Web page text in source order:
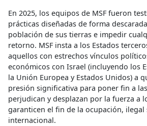
En 2025, los equipos de MSF fueron
prácticas diseñadas de forma
población de sus tierras e impedir
retorno. MSF insta a los Estados
aquellos con estrechos vínculos
económicos con Israel (incluyendo los
la Unión Europea y Estados Unidos) a
presión significativa para poner fin a
perjudican y desplazan por la fuerza a
garanticen el fin de la ocupación, ilegal
internacional.